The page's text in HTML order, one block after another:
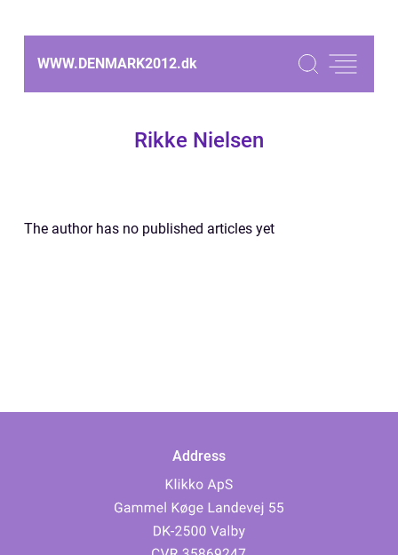
WWW.DENMARK2012.dk
Rikke Nielsen
The author has no published articles yet
Address